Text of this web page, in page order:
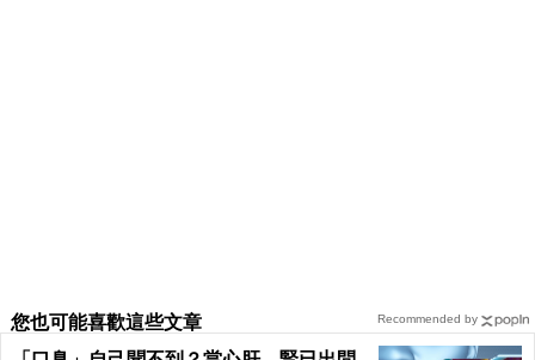
您也可能喜歡這些文章
Recommended by